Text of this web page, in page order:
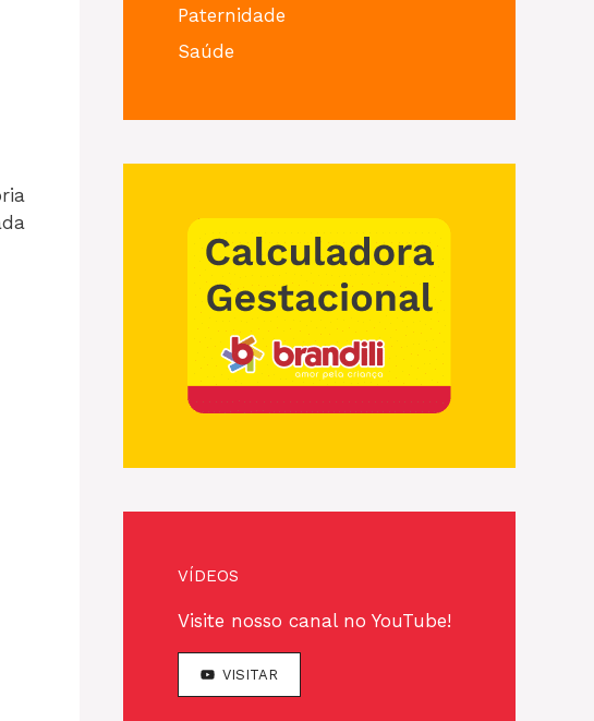
Paternidade
Saúde
VÍDEOS
Visite nosso canal no YouTube!
VISITAR